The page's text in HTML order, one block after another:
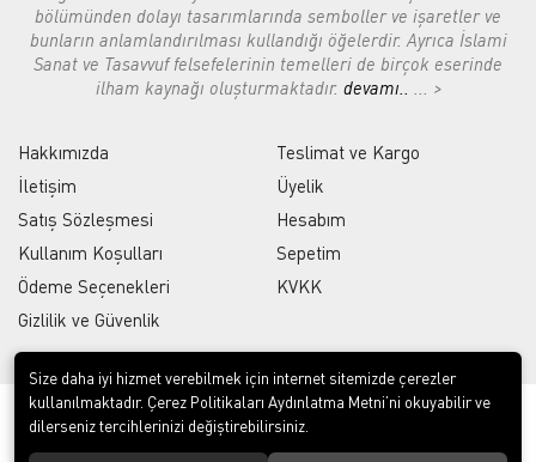
bölümünden dolayı tasarımlarında semboller ve işaretler ve
bunların anlamlandırılması kullandığı öğelerdir. Ayrıca İslami
Sanat ve Tasavvuf felsefelerinin temelleri de birçok eserinde
ilham kaynağı oluşturmaktadır. devamı.. ... >
Hakkımızda
İletişim
Satış Sözleşmesi
Kullanım Koşulları
Ödeme Seçenekleri
Gizlilik ve Güvenlik
Teslimat ve Kargo
Üyelik
Hesabım
Sepetim
KVKK
Size daha iyi hizmet verebilmek için internet sitemizde çerezler
kullanılmaktadır. Çerez Politikaları Aydınlatma Metni’ni okuyabilir ve
dilerseniz tercihlerinizi değiştirebilirsiniz.